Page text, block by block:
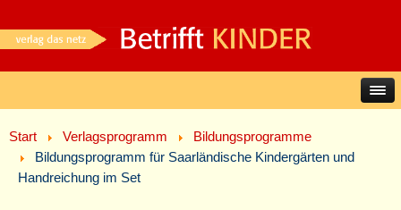
Start Verlagsprogramm
Bildungsprogramme
Bildungsprogramm für Saarländische Kindergärten und
Handreichung im Set